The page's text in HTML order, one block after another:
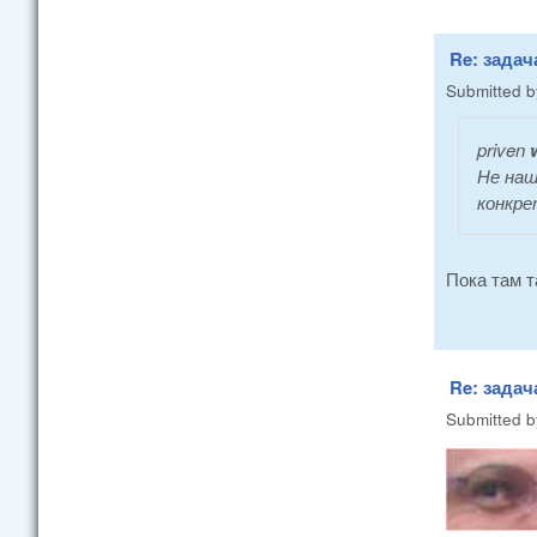
Re:
Submitted
priven
Не
Пока там
Re:
Submitted